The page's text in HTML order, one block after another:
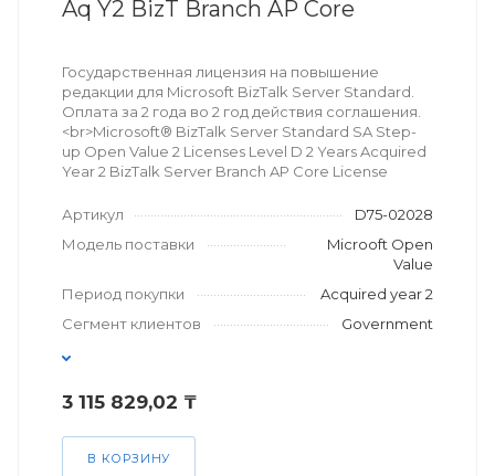
Aq Y2 BizT Branch AP Core
Государственная лицензия на повышение
редакции для Microsoft BizTalk Server Standard.
Оплата за 2 года во 2 год действия соглашения.
<br>Microsoft® BizTalk Server Standard SA Step-
up Open Value 2 Licenses Level D 2 Years Acquired
Year 2 BizTalk Server Branch AP Core License
Артикул
D75-02028
Модель поставки
Microoft Open
Value
Период покупки
Acquired year 2
Сегмент клиентов
Government
3 115 829,02 ₸
В КОРЗИНУ